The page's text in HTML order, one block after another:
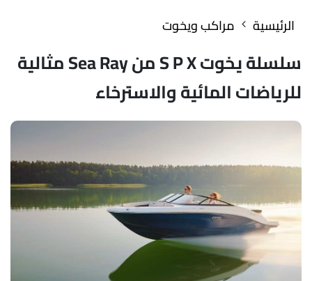
الرئيسية مراكب ويخوت
سلسلة يخوت S P X من Sea Ray مثالية
للرياضات المائية والاسترخاء